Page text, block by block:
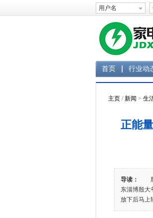
首页 行业动
主页 /新闻 > 生
正能
导读：
殷
东淄博殷大
放下后马上